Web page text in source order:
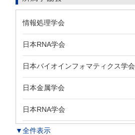
情報処理学会
日本RNA学会
日本バイオインフォマティクス学会
日本金属学会
日本RNA学会
▼全件表示